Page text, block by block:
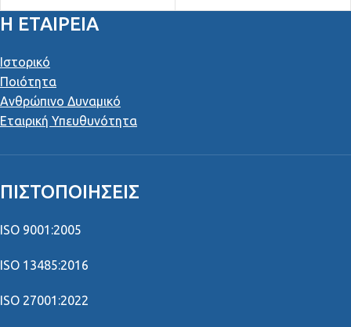
Η ΕΤΑΙΡΕΙΑ
Ιστορικό
Ποιότητα
Ανθρώπινο Δυναμικό
Εταιρική Υπευθυνότητα
ΠΙΣΤΟΠΟΙΉΣΕΙΣ
ISO 9001:2005
ISO 13485:2016
ISO 27001:2022